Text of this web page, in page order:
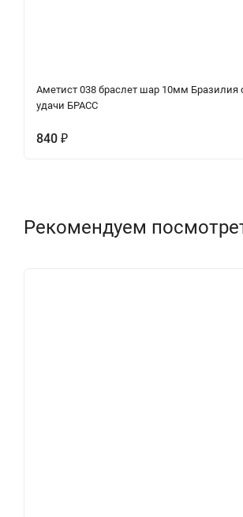
Аметист 038 браслет шар 10мм Бразилия
удачи БРАСС
840 ₽
Рекомендуем